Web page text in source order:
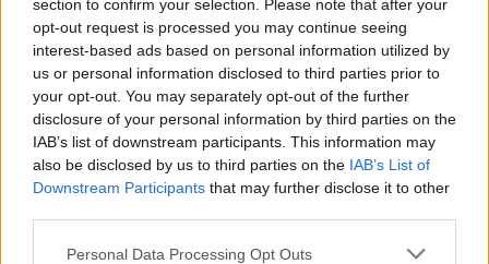
section to confirm your selection. Please note that after your
opt-out request is processed you may continue seeing
interest-based ads based on personal information utilized by
us or personal information disclosed to third parties prior to
your opt-out. You may separately opt-out of the further
disclosure of your personal information by third parties on the
IAB’s list of downstream participants. This information may
also be disclosed by us to third parties on the IAB’s List of
Downstream Participants that may further disclose it to other
Please note that this website/app uses one or more Google
Personal Data Processing Opt Outs